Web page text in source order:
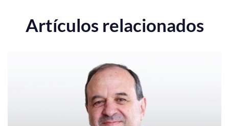
Artículos relacionados